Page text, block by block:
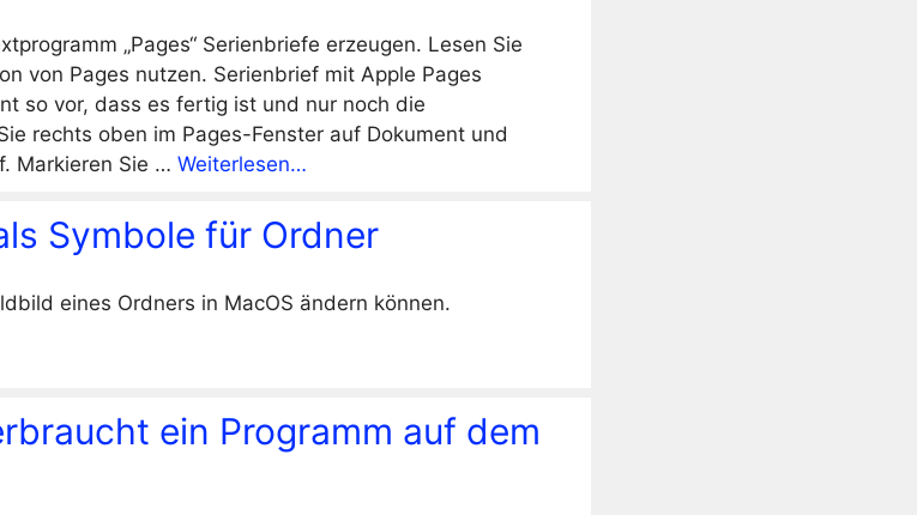
„Pages“ Serienbriefe erzeugen. Lesen Sie
von Pages nutzen. Serienbrief mit Apple Pages
so vor, dass es fertig ist und nur noch die
rechts oben im Pages-Fenster auf Dokument und
Markieren Sie … Weiterlesen…
Symbole für Ordner
eines Ordners in MacOS ändern können.
ein Programm auf dem